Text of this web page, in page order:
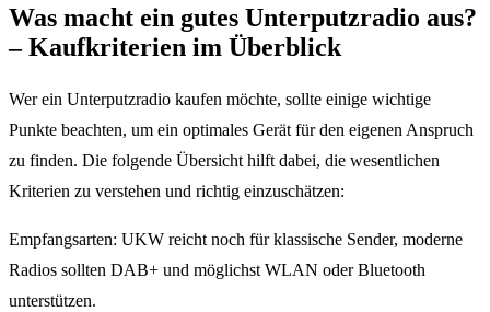
Was macht ein gutes Unterputzradio aus?
– Kaufkriterien im Überblick
Wer ein Unterputzradio kaufen möchte, sollte einige wichtige
Punkte beachten, um ein optimales Gerät für den eigenen Anspruch
zu finden. Die folgende Übersicht hilft dabei, die wesentlichen
Kriterien zu verstehen und richtig einzuschätzen:
Empfangsarten: UKW reicht noch für klassische Sender, moderne
Radios sollten DAB+ und möglichst WLAN oder Bluetooth
unterstützen.